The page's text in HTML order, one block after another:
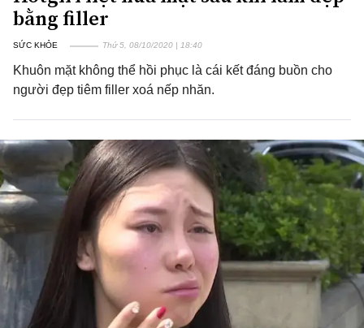
bằng filler
SỨC KHỎE Thứ 5, 08/10/2020 | 18:40
Khuôn mặt không thể hồi phục là cái kết đáng buồn cho
người đẹp tiêm filler xoá nếp nhăn.